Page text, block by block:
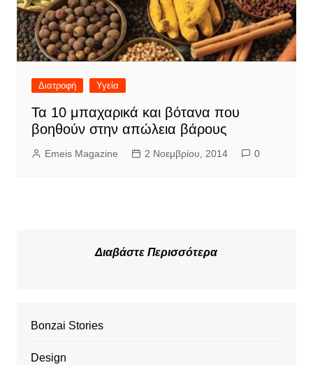
Διατροφή Υγεία
Τα 10 μπαχαρικά και βότανα που
βοηθούν στην απώλεια βάρους
Emeis Magazine 2 Νοεμβρίου, 2014 0
Διαβάστε Περισσότερα
Bonzai Stories
Design